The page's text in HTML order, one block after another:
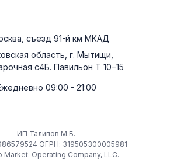
съезд 91-й км МКАД
область, г. Мытищи,
с4Б. Павильон Т 10−15
09:00 - 21:00
Market. Operating Company, LLC.
ИП Талипов М.Б.
ОГРН: 319505300005981